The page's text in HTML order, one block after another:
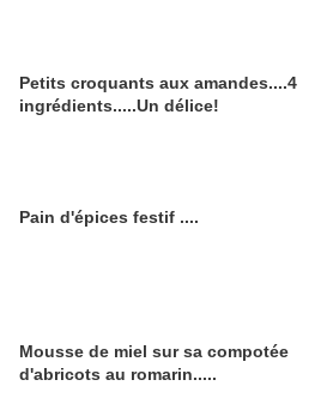
Petits croquants aux amandes....4
ingrédients.....Un délice!
Pain d'épices festif ....
Mousse de miel sur sa compotée
d'abricots au romarin.....